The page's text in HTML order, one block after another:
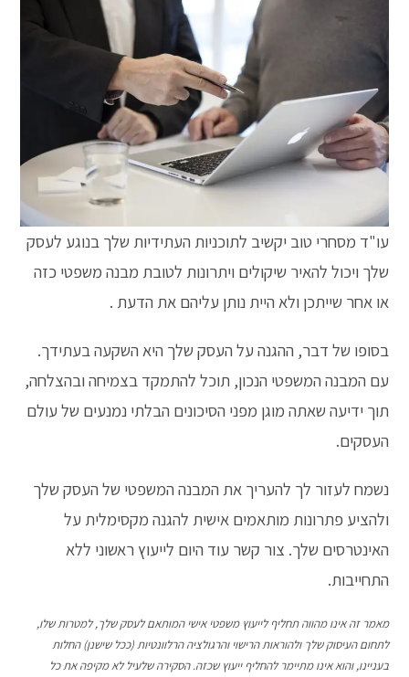
עו"ד מסחרי טוב יקשיב לתוכניות העתידיות שלך בנוגע לעסק
שלך ויכול להאיר שיקולים ויתרונות לטובת מבנה משפטי כזה
או אחר שייתכן ולא היית נותן עליהם את הדעת .
בסופו של דבר, ההגנה על העסק שלך היא השקעה בעתידך.
עם המבנה המשפטי הנכון, תוכל להתמקד בצמיחה ובהצלחה,
תוך ידיעה שאתה מוגן מפני הסיכונים הבלתי נמנעים של עולם
העסקים.
נשמח לעזור לך להעריך את המבנה המשפטי של העסק שלך
ולהציע פתרונות מותאמים אישית להגנה מקסימלית על
האינטרסים שלך. צור קשר עוד היום לייעוץ ראשוני ללא
התחייבות.
מאמר זה אינו מהווה תחליף לייעוץ משפטי אישי המותאם לעסק שלך, למטרות שלו,
לתחום העיסוק שלך ולהוראות הרישוי והרגולציה הרלוונטיות (ככל שישנן) החלות
בעניינו, והוא אינו מתיימר להחליף ייעוץ שכזה. הסקירה שלעיל לא מקיפה את כל